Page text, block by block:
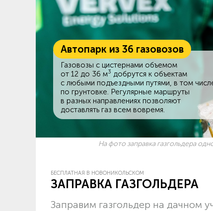
Автопарк из 36 газовозов
Газовозы с цистернами объемом
от 12 до 36 м3 добрутся к объектам
c любыми подъездными путями, в том
по грунтовке. Регулярные маршруты
в разных направлениях позволяют
доставлять газ всем вовремя.
На фото заправка газгольдера
БЕСПЛАТНАЯ В НОВОНИКОЛЬСКОМ
ЗАПРАВКА ГАЗГОЛЬДЕРА
Заправим газгольдер на дачном